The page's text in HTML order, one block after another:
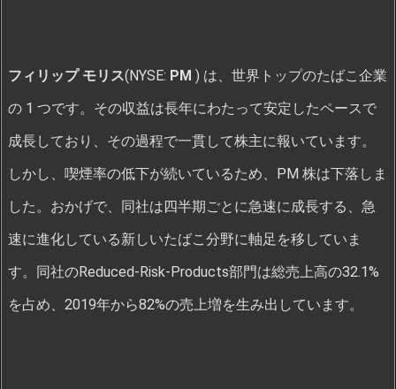
フィリップ モリス(NYSE: PM ) は、世界トップのたばこ企業
の 1 つです。その収益は長年にわたって安定したペースで
成長しており、その過程で一貫して株主に報いています。
しかし、喫煙率の低下が続いているため、PM 株は下落しま
した。おかげで、同社は四半期ごとに急速に成長する、急
速に進化している新しいたばこ分野に軸足を移していま
す。同社のReduced-Risk-Products部門は総売上高の32.1%
を占め、2019年から82%の売上増を生み出しています。